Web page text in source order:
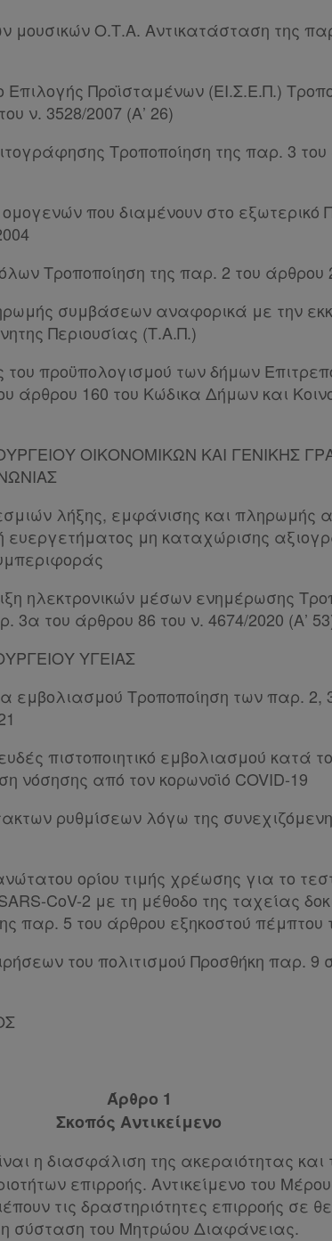
μουσικών Ο.Τ.Α. Αντικατάσταση της
Επιλογής Προϊσταμένων (ΕΙ.Σ.Ε.Π.)
ν. 3528/2007 (Α’ 26)
Τροποποίηση της παρ. 3 του
που διαμένουν στο εξωτερικό
Τροποποίηση της παρ. 2 του άρθρου
συμβάσεων αναφορικά με την
Περιουσίας (Τ.Α.Π.)
του προϋπολογισμού των δήμων
άρθρου 160 του Κώδικα Δήμων και
ΟΙΚΟΝΟΜΙΚΩΝ ΚΑΙ ΓΕΝΙΚΗΣ
λήξης, εμφάνισης και πληρωμής
ευεργετήματος μη καταχώρισης
ηλεκτρονικών μέσων ενημέρωσης
3α του άρθρου 86 του ν. 4674/2020 (Α’
ΥΓΕΙΑΣ
εμβολιασμού Τροποποίηση των παρ. 2,
πιστοποιητικό εμβολιασμού κατά
νόσησης από τον κορωνοϊό COVID-19
ρυθμίσεων λόγω της
ορίου τιμής χρέωσης για το
CoV-2 με τη μέθοδο της ταχείας
παρ. 5 του άρθρου εξηκοστού πέμπτου
του πολιτισμού Προσθήκη παρ. 9
Άρθρο 1
Σκοπός Αντικείμενο
η διασφάλιση της ακεραιότητας
επιρροής. Αντικείμενο του
τις δραστηριότητες επιρροής σε
η σύσταση του Μητρώου Διαφάνειας.